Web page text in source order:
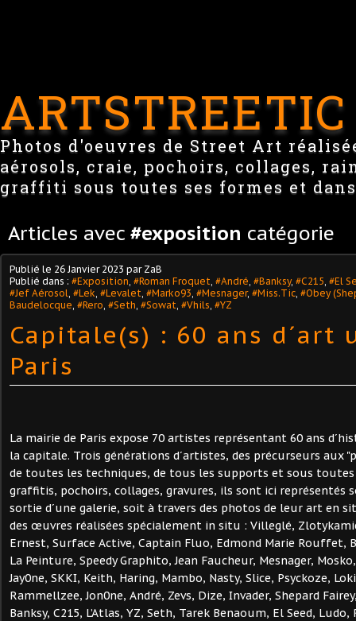
ARTSTREETIC
Photos d'oeuvres de Street Art
aérosols, craie, pochoirs, collages,
graffiti sous toutes ses formes et
Articles avec #exposition catégorie
Publié le 26 Janvier 2023 par ZaB
Publié dans : #Exposition, #Roman Froquet, #André, #Banksy, #C215, #El
#Jef Aérosol, #Lek, #Levalet, #Marko93, #Mesnager, #Miss.Tic, #Obey
Baudelocque, #Rero, #Seth, #Sowat, #Vhils, #YZ
Capitale(s) : 60 ans d´art
Paris
La mairie de Paris expose 70 artistes représentant 60 ans
la capitale. Trois générations d´artistes, des précurseurs aux
de toutes les techniques, de tous les supports et sous
graffitis, pochoirs, collages, gravures, ils sont ici représentés
sortie d´une galerie, soit à travers des photos de leur art en
des œuvres réalisées spécialement in situ : Villeglé,
Ernest, Surface Active, Captain Fluo, Edmond Marie Rouffet,
La Peinture, Speedy Graphito, Jean Faucheur, Mesnager,
Jay0ne, SKKI, Keith, Haring, Mambo, Nasty, Slice, Psyckoze,
Rammellzee, Jon0ne, André, Zevs, Dize, Invader, Shepard
Banksy, C215, L’Atlas, YZ, Seth, Tarek Benaoum, El Seed, Ludo,